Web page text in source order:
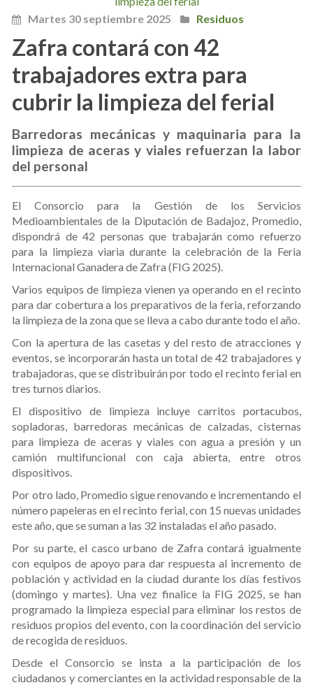
Martes 30 septiembre 2025 Residuos
Zafra contará con 42
trabajadores extra para
cubrir la limpieza del ferial
Barredoras mecánicas y maquinaria para la
limpieza de aceras y viales refuerzan la labor
del personal
El Consorcio para la Gestión de los Servicios
Medioambientales de la Diputación de Badajoz, Promedio,
dispondrá de 42 personas que trabajarán como refuerzo
para la limpieza viaria durante la celebración de la Feria
Internacional Ganadera de Zafra (FIG 2025).
Varios equipos de limpieza vienen ya operando en el recinto
para dar cobertura a los preparativos de la feria, reforzando
la limpieza de la zona que se lleva a cabo durante todo el año.
Con la apertura de las casetas y del resto de atracciones y
eventos, se incorporarán hasta un total de 42 trabajadores y
trabajadoras, que se distribuirán por todo el recinto ferial en
tres turnos diarios.
El dispositivo de limpieza incluye carritos portacubos,
sopladoras, barredoras mecánicas de calzadas, cisternas
para limpieza de aceras y viales con agua a presión y un
camión multifuncional con caja abierta, entre otros
dispositivos.
Por otro lado, Promedio sigue renovando e incrementando el
número papeleras en el recinto ferial, con 15 nuevas unidades
este año, que se suman a las 32 instaladas el año pasado.
Por su parte, el casco urbano de Zafra contará igualmente
con equipos de apoyo para dar respuesta al incremento de
población y actividad en la ciudad durante los días festivos
(domingo y martes). Una vez finalice la FIG 2025, se han
programado la limpieza especial para eliminar los restos de
residuos propios del evento, con la coordinación del servicio
de recogida de residuos.
Desde el Consorcio se insta a la participación de los
ciudadanos y comerciantes en la actividad responsable de la